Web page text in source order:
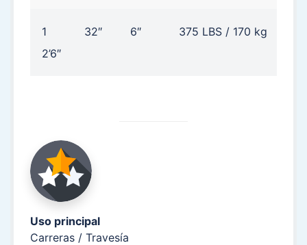
1
2’6″
32″ 6″ 375 LBS / 170 kg
Uso principal
Carreras / Travesía